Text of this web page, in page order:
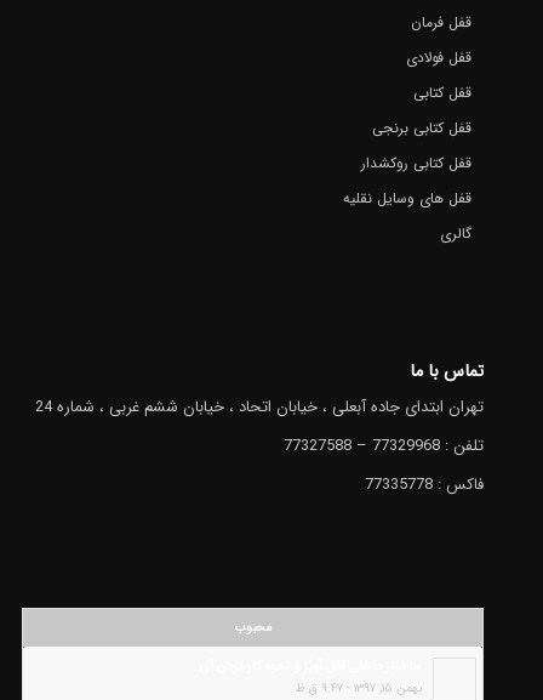
قفل فرمان
قفل فولادی
قفل کتابی
قفل کتابی برنجی
قفل کتابی روکشدار
قفل های وسایل نقلیه
گالری
تماس با ما
تهران ابتدای جاده آبعلی ، خیابان اتحاد ، خیابان ششم غربی ، شماره 24
تلفن : 77329968 – 77327588
فاکس : 77335778
محبوب
بهمن ۱۵, ۱۳۹۷ - ۹:۴۷ ق.ظ